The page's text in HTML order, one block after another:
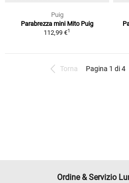
Puig
Parabrezza mini Mito Puig
112,99 €1
Torna Pagina 1 di 4
Ordine & Servizio